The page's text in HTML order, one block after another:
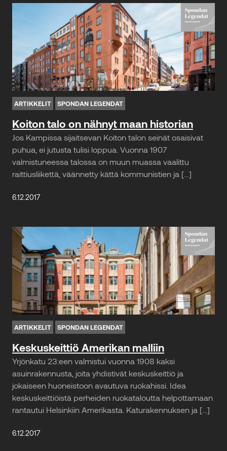
ARTIKKELIT SPONDAN LEGENDAT
Koiton talo on nähnyt maan historian
Jos Kampissa sijaitsevan Koiton talon seinät osaisivat
puhua, ei jutusta tulisi loppua. Vuonna 1907
valmistuneessa talossa on muun muassa vaalittu
raittiusliikettä, väännetty kättä kommunistien ja […]
6.12.2017
ARTIKKELIT SPONDAN LEGENDAT
Keskuskeittiö Amerikan malliin
Yrjönkatu 23:een valmistui vuonna 1908 kaksi
asuinrakennusta, joita yhdistivät keskuskeittiö ja
jokaiseen huoneistoon avautuva ruokahissi. Idea
keskuskeittiöistä perheiden ruokataloutta helpottamaan
rantautui Helsinkiin Amerikasta. Katurakennuksen ja […]
6.12.2017